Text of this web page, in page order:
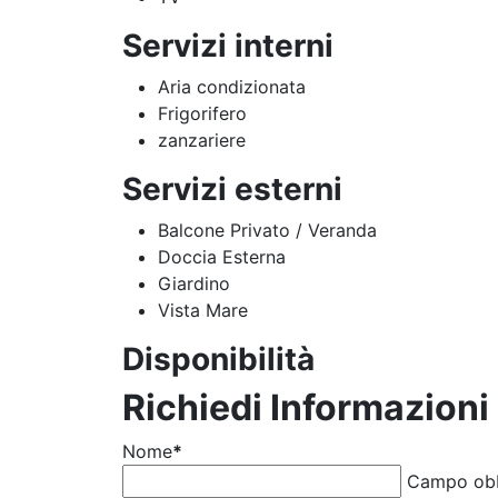
Servizi interni
Aria condizionata
Frigorifero
zanzariere
Servizi esterni
Balcone Privato / Veranda
Doccia Esterna
Giardino
Vista Mare
Disponibilità
Richiedi Informazioni
Nome*
Campo